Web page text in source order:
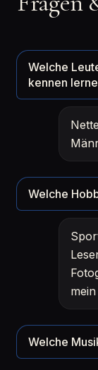
Welche
kennen
Welche
Welche